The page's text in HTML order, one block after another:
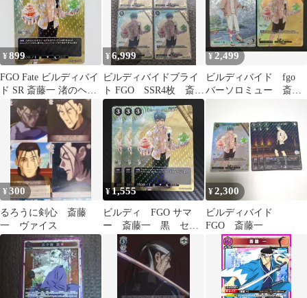
¥899
FGO Fate ビルディバイ
ド SR 斎藤一 渚のヘラ
ヘラ男
¥6,999
ビルディバイドブライ
ト FGO SSR4枚 斎藤
一
¥ 2,499
ビルディバイド fgo
バーソロミュー 斎藤
¥300
るろうに剣心 斎藤
一 ヴァイス
¥1,555
ビルディ FGO サマ
ー 斎藤一 黒 セッ
¥2,300
ビルディバイド
FGO 斎藤一